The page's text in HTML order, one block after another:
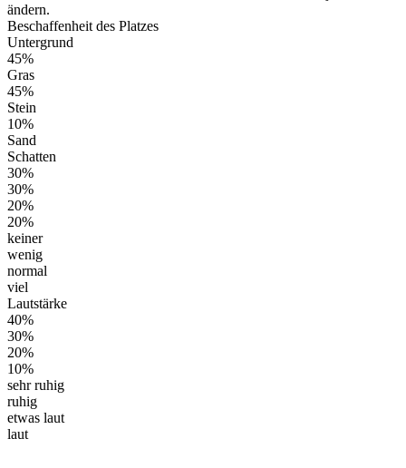
ändern.
Beschaffenheit des Platzes
Untergrund
45%
Gras
45%
Stein
10%
Sand
Schatten
30%
30%
20%
20%
keiner
wenig
normal
viel
Lautstärke
40%
30%
20%
10%
sehr ruhig
ruhig
etwas laut
laut